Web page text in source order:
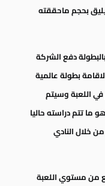
بحجم ماحققته
دفع الشركة
بطولة عالمية
في اللعبة وسيتم
الف دولار وهو ما تتم دراسته حاليا
خلال النادي
من مستوي اللعبة